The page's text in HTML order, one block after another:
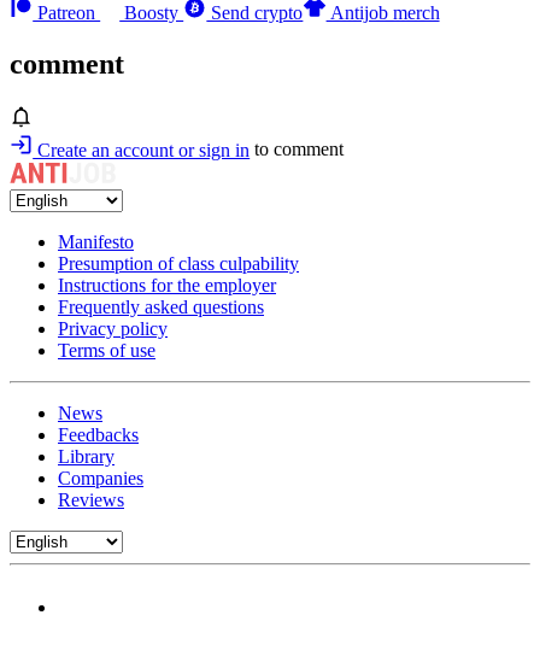
Patreon
Boosty Send crypto Antijob merch
comment
Create an account or sign in to comment
Manifesto
Presumption of class culpability
Instructions for the employer
Frequently asked questions
Privacy policy
Terms of use
News
Feedbacks
Library
Companies
Reviews